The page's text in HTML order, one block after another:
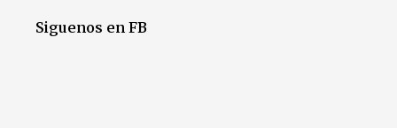
Siguenos en FB